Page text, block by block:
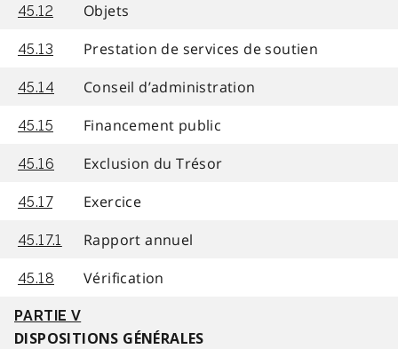
45.12 Objets
45.13 Prestation de services de soutien
45.14 Conseil d’administration
45.15 Financement public
45.16 Exclusion du Trésor
45.17 Exercice
45.17.1 Rapport annuel
45.18 Vérification
PARTIE V
DISPOSITIONS GÉNÉRALES